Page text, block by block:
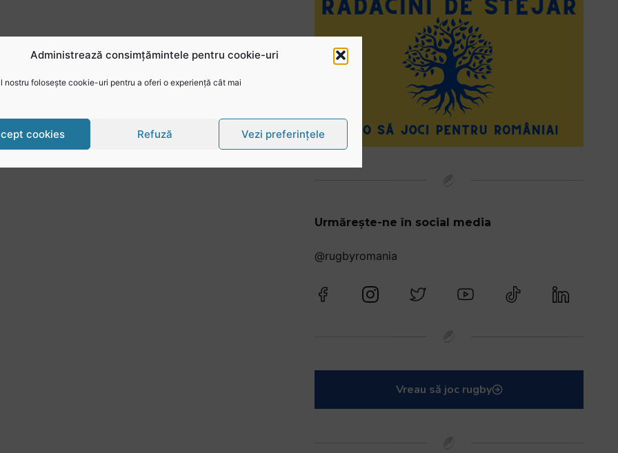
Administrează consimțămintele pentru cookie-uri
nostru folosește cookie-uri pentru a oferi o experiență cât mai
cookies Refuză Vezi preferințele
Urmărește-ne în social media
@rugbyromania
Vreau să joc rugby